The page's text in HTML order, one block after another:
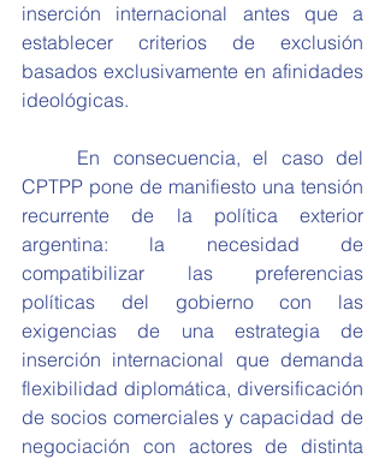
inserción internacional antes que a
establecer criterios de exclusión
basados exclusivamente en afinidades
ideológicas.
CPTPP pone de manifiesto una tensión
recurrente de la política exterior
argentina: la necesidad de
compatibilizar las preferencias
políticas del gobierno con las
exigencias de una estrategia de
inserción internacional que demanda
flexibilidad diplomática, diversificación
de socios comerciales y capacidad de
negociación con actores de distinta